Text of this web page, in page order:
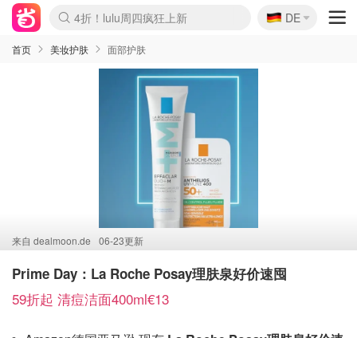
Boticinal 夏促开抢！
4折！lulu周四疯狂上新
还没结束！&OtherStories大促
Joybuy变相75折 随时失效
速领！Stanley独家85折
疑似霸哥！Camper额外叠85折
Zalando 奥莱闪促！每日更新
Moncler反季囤！5折起+叠9折
Coach Brooklyn仅€192
🇩🇪
DE
首页 美妆护肤 面部护肤
来自 dealmoon.de 06-23更新
Prime Day：La Roche Posay理肤泉好价速囤
59折起 清痘洁面400ml€13